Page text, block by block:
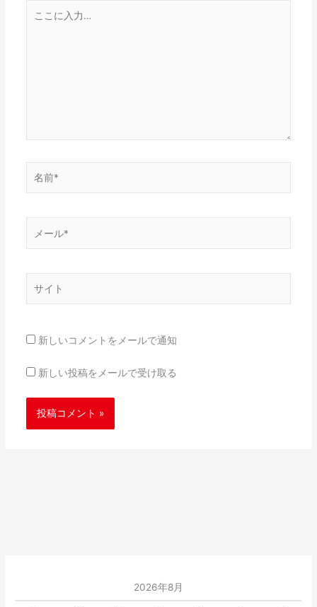
ー
*
新しいコメントをメールで通知
新しい投稿をメールで受け取る
2026年8月